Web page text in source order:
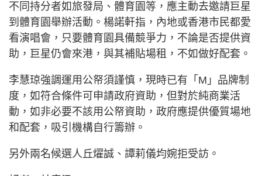
不同持分者如旅發局、體育園等，應主動去邀請巨星
到體育園舉辦活動。楊諾軒指，內地或香港市民都愛
看演唱會，只要體育園具備競爭力，不論是否提供資
助，巨星仍會來港，與其補貼場租，不如做好配套。
李慧琼強調運用公帑須謹慎，現時已有「M」品牌制
度，如符合條件可申請政府資助，但對於純商業活
動，如非必要不該用公帑資助，政府應提供優質場地
和配套，吸引機構自行籌辦。
另外兩名候選人丘燿誠、譚莉儀均婉拒受訪。